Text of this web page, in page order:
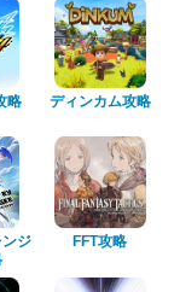
略 ディンカム攻略
ジ
FFT攻略